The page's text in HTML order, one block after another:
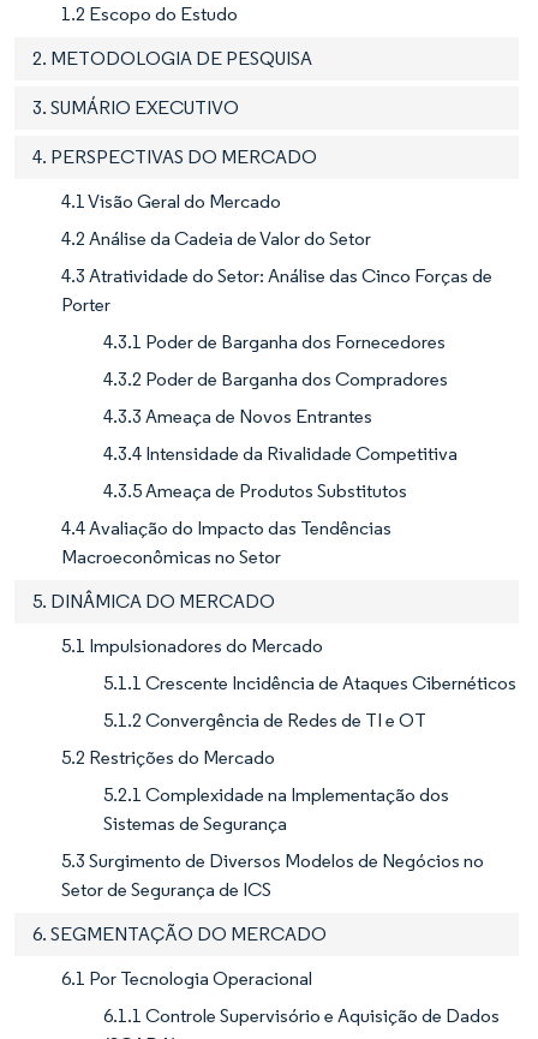
1.2 Escopo do Estudo
2. METODOLOGIA DE PESQUISA
3. SUMÁRIO EXECUTIVO
4. PERSPECTIVAS DO MERCADO
4.1 Visão Geral do Mercado
4.2 Análise da Cadeia de Valor do Setor
4.3 Atratividade do Setor: Análise das Cinco Forças de
Porter
4.3.1 Poder de Barganha dos Fornecedores
4.3.2 Poder de Barganha dos Compradores
4.3.3 Ameaça de Novos Entrantes
4.3.4 Intensidade da Rivalidade Competitiva
4.3.5 Ameaça de Produtos Substitutos
4.4 Avaliação do Impacto das Tendências
Macroeconômicas no Setor
5. DINÂMICA DO MERCADO
5.1 Impulsionadores do Mercado
5.1.1 Crescente Incidência de Ataques Cibernéticos
5.1.2 Convergência de Redes de TI e OT
5.2 Restrições do Mercado
5.2.1 Complexidade na Implementação dos
Sistemas de Segurança
5.3 Surgimento de Diversos Modelos de Negócios no
Setor de Segurança de ICS
6. SEGMENTAÇÃO DO MERCADO
6.1 Por Tecnologia Operacional
6.1.1 Controle Supervisório e Aquisição de Dados